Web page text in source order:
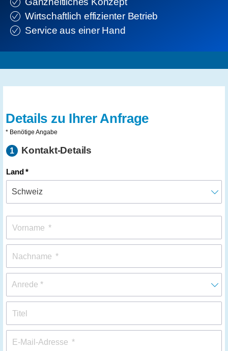
Wirtschaftlich effizienter Betrieb
Service aus einer Hand
Details zu Ihrer Anfrage
* Benötige Angabe
1 Kontakt-Details
Land
Vorname
Nachname
Titel
E-Mail-Adresse